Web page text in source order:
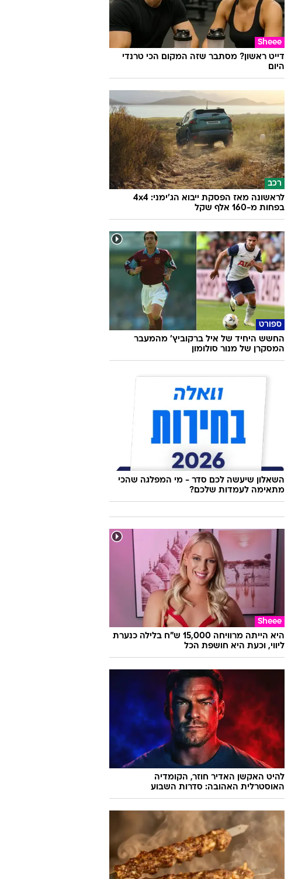
Sheee
דייט ראשון? מסתבר שזה המקום הכי טרנדי
היום
רכב
לראשונה מאז הפסקת ייבוא הג'ימני: 4x4
בפחות מ-160 אלף שקל
ספורט
החשש היחיד של איל ברקוביץ' מהמעבר
המסקרן של מנור סולומון
השאלון שיעשה לכם סדר - מי המפלגה שהכי
מתאימה לעמדות שלכם?
Sheee
היא הייתה מרוויחה 15,000 ש"ח בלילה כנערת
ליווי, וכעת היא חושפת הכל
להיט האקשן האדיר חוזר, הקומדיה
האוסטרלית האהובה: סדרות השבוע